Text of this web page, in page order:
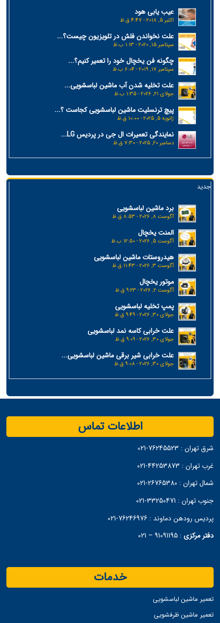
عیب یابی هود
اکتبر 5, 2018 - 4:47 ق.ظ
علت نخواندن فلش در تلویزیون چیست؟...
سپتامبر 15, 2020 - 1:13 ب.ظ
چگونه فن یخچال خود را تعمیر کنیم؟...
سپتامبر 17, 2019 - 6:04 ب.ظ
علت تخلیه شدن آب ماشین لباسشویی...
جولای 21, 2026 - 1:35 ب.ظ
پیچ ترنسلیت ماشین لباسشویی کجاست ؟...
ژانویه 5, 2025 - 10:00 ق.ظ
نمایندگی تعمیرات ال جی در پردیس LG...
دسامبر 20, 2025 - 7:30 ق.ظ
جدید
برد ماشین لباسشویی
آگوست 8, 2026 - 8:53 ق.ظ
المنت یخچال
آگوست 5, 2026 - 12:50 ب.ظ
هیدروستات ماشین لباسشویی
آگوست 3, 2026 - 11:43 ق.ظ
موتور یخچال
آگوست 2, 2026 - 9:23 ق.ظ
پمپ تخلیه لباسشویی
جولای 30, 2026 - 9:49 ق.ظ
علت خرابی کاسه نمد لباسشویی
جولای 30, 2026 - 9:09 ق.ظ
علت خرابی شیر برقی ماشین لباسشویی...
جولای 30, 2026 - 9:08 ق.ظ
اطلاعات تماس
شرق تهران : 76245523-021
غرب تهران : 44253873-021
شمال تهران :
جنوب تهران : 33250471-021
پردیس رودهن دماوند :76246976-021
دفتر مرکزی :
91091195 – 021
خدمات
تعمیر ماشین لباسشویی
تعمیر ماشین ظرفشویی